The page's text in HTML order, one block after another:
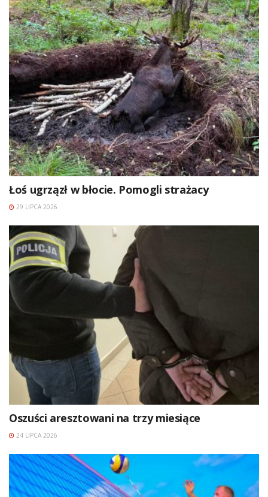
Łoś ugrzązł w błocie. Pomogli strażacy
29 LIPCA 2026
Oszuści aresztowani na trzy miesiące
24 LIPCA 2026